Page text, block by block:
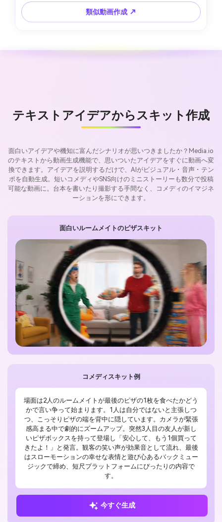
類似動画作成 ↗
テキストアイデアからスキット作成
面白いアイデアや機知に富んだシナリオが思いつきましたか？Media.io
のテキストから動画生成機能で、思いついたアイデアをすぐに動画へ変
換できます。アイデアを説明するだけで、AIがビジュアル・音声・テン
ポを自動生成。短いコメディやSNS向けのミニストーリーも数分で投稿
可能な動画に。台本を書いたり撮影する手間なく、コメディのイマジネ
ーションを形にできます。
コメディスキット例
場面は2人のルームメイトが最後のピザの1枚を食べたかどう
かで言い争って始まります。1人は自分ではないと主張しつ
つ、こっそりピザの端を背中に隠しています。カメラが緊張
感高まる中で劇的にズームアップ。突然3人目の友人が新し
いピザボックスを持って登場し「安心して、もう1個買って
きたよ！」と発言。観客の笑い声が効果音として流れ、最後
はスローモーションの幸せな表情と遊び心あるバックミュー
ジックで締め、短尺プラットフォームにぴったりの内容で
す。
今すぐ生成
面白いルームメイトのピザスキット